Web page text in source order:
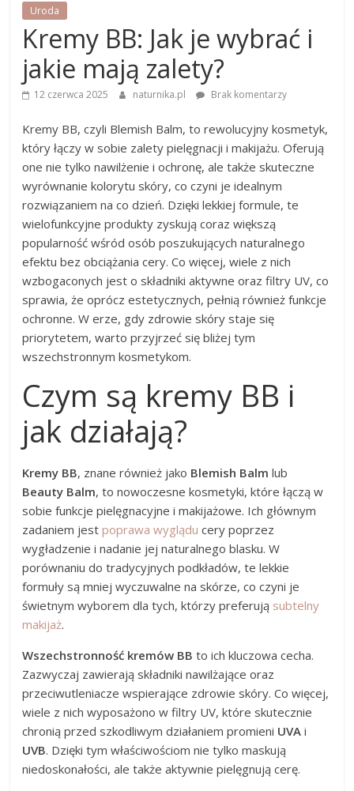
Uroda
Kremy BB: Jak je wybrać i
jakie mają zalety?
12 czerwca 2025 naturnika.pl Brak komentarzy
Kremy BB, czyli Blemish Balm, to rewolucyjny kosmetyk,
który łączy w sobie zalety pielęgnacji i makijażu. Oferują
one nie tylko nawilżenie i ochronę, ale także skuteczne
wyrównanie kolorytu skóry, co czyni je idealnym
rozwiązaniem na co dzień. Dzięki lekkiej formule, te
wielofunkcyjne produkty zyskują coraz większą
popularność wśród osób poszukujących naturalnego
efektu bez obciążania cery. Co więcej, wiele z nich
wzbogaconych jest o składniki aktywne oraz filtry UV, co
sprawia, że oprócz estetycznych, pełnią również funkcje
ochronne. W erze, gdy zdrowie skóry staje się
priorytetem, warto przyjrzeć się bliżej tym
wszechstronnym kosmetykom.
Czym są kremy BB i
jak działają?
Kremy BB, znane również jako Blemish Balm lub
Beauty Balm, to nowoczesne kosmetyki, które łączą w
sobie funkcje pielęgnacyjne i makijażowe. Ich głównym
zadaniem jestpoprawa wyglądu cery poprzez
wygładzenie i nadanie jej naturalnego blasku. W
porównaniu do tradycyjnych podkładów, te lekkie
formuły są mniej wyczuwalne na skórze, co czyni je
świetnym wyborem dla tych, którzy preferują subtelny
makijaż.
Wszechstronność kremów BB to ich kluczowa cecha.
Zazwyczaj zawierają składniki nawilżające oraz
przeciwutleniacze wspierające zdrowie skóry. Co więcej,
wiele z nich wyposażono w filtry UV, które skutecznie
chronią przed szkodliwym działaniem promieni UVA i
UVB. Dzięki tym właściwościom nie tylko maskują
niedoskonałości, ale także aktywnie pielęgnują cerę.